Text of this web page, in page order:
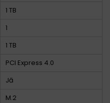
1 TB
1
1 TB
PCI Express 4.0
Jā
M.2